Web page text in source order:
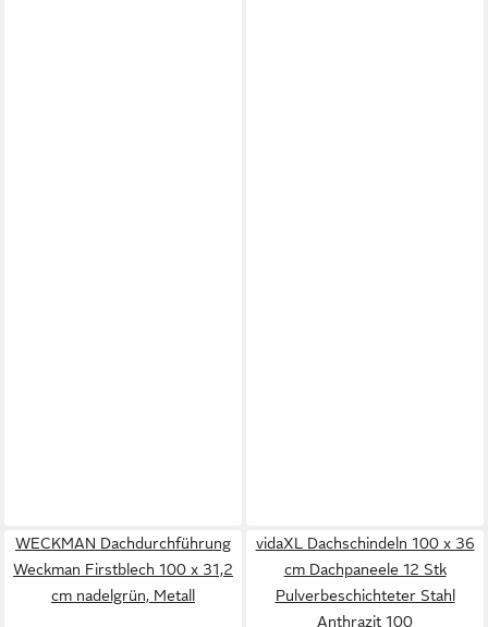
WECKMAN Dachdurchführung
Weckman Firstblech 100 x 31,2
cm nadelgrün, Metall
vidaXL Dachschindeln 100 x 36
cm Dachpaneele 12 Stk
Pulverbeschichteter Stahl
Anthrazit 100